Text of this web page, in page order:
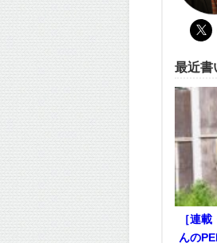
最近書
［連
んの